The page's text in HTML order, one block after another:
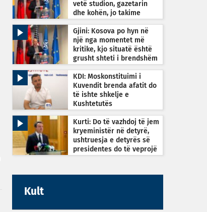
vetë studion, gazetarin
dhe kohën, jo takime
Gjini: Kosova po hyn në
një nga momentet më
kritike, kjo situatë është
grusht shteti i brendshëm
KDI: Moskonstituimi i
Kuvendit brenda afatit do
të ishte shkelje e
Kushtetutës
Kurti: Do të vazhdoj të jem
kryeministër në detyrë,
ushtruesja e detyrës së
presidentes do të veprojë
Kult